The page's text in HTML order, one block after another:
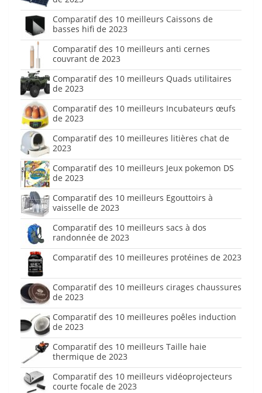
Comparatif des 10 meilleurs Caissons de
basses hifi de 2023
Comparatif des 10 meilleurs anti cernes
couvrant de 2023
Comparatif des 10 meilleurs Quads utilitaires
de 2023
Comparatif des 10 meilleurs Incubateurs œufs
de 2023
Comparatif des 10 meilleures litières chat de
2023
Comparatif des 10 meilleurs Jeux pokemon DS
de 2023
Comparatif des 10 meilleurs Egouttoirs à
vaisselle de 2023
Comparatif des 10 meilleurs sacs à dos
randonnée de 2023
Comparatif des 10 meilleures protéines de 2023
Comparatif des 10 meilleurs cirages chaussures
de 2023
Comparatif des 10 meilleures poêles induction
de 2023
Comparatif des 10 meilleurs Taille haie
thermique de 2023
Comparatif des 10 meilleurs vidéoprojecteurs
courte focale de 2023